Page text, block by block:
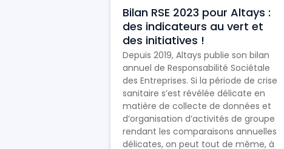
Bilan RSE 2023 pour Altays :
des indicateurs au vert et
des initiatives !
Depuis 2019, Altays publie son bilan
annuel de Responsabilité Sociétale
des Entreprises. Si la période de crise
sanitaire s’est révélée délicate en
matière de collecte de données et
d’organisation d’activités de groupe
rendant les comparaisons annuelles
délicates, on peut tout de même, à